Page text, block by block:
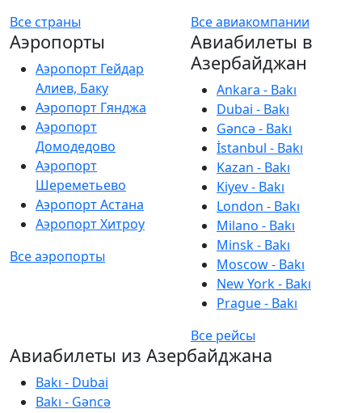
Все страны
Все авиакомпании
Аэропорты
Аэропорт Гейдар
Алиев, Баку
Аэропорт Гянджа
Аэропорт
Домодедово
Аэропорт
Шереметьево
Аэропорт Астана
Аэропорт Хитроу
Все аэропорты
Авиабилеты в
Азербайджан
Ankara - Bakı
Dubai - Bakı
Gəncə - Bakı
İstanbul - Bakı
Kazan - Bakı
Kiyev - Bakı
London - Bakı
Milano - Bakı
Minsk - Bakı
Moscow - Bakı
New York - Bakı
Prague - Bakı
Все рейсы
Авиабилеты из Азербайджана
Bakı - Dubai
Bakı - Gəncə